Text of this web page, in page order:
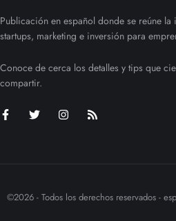
Publicación en español donde se reúne
startups, marketing e inversión para
Conoce de cerca los detalles y tips que
compartir.
©2026 - Todos los derechos reservados -